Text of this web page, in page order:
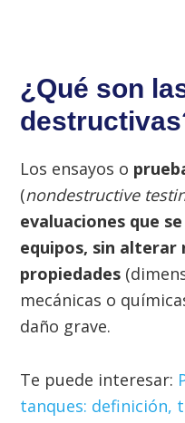
¿Qué son
Los ensayos o
(nondestructive
evaluaciones que
equipos, sin alterar
propiedades
mecánicas o
daño grave.
Te puede interesar:
tanques: definición,